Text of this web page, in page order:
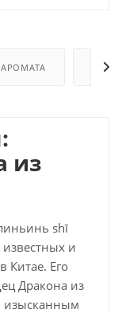
из
shī
и
Китае. Его
Дракона из
изысканным